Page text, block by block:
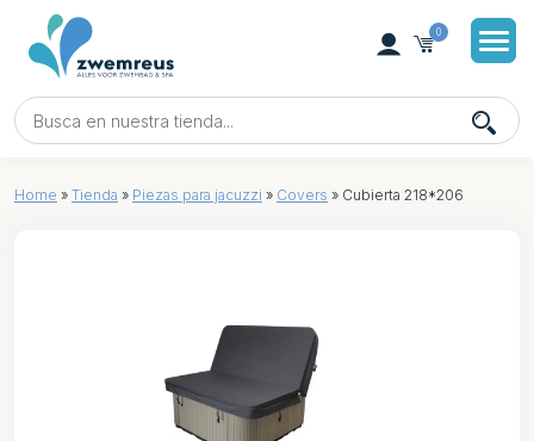
0
Home » Tienda » Piezas para jacuzzi » Covers » Cubierta 218*206